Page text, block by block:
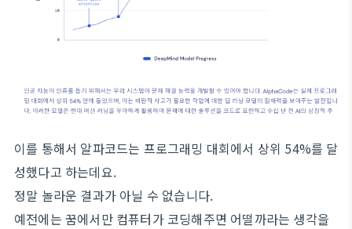
이를 통해서 알파코드는 프로그래밍 대회에서 상위 54%를 달
성했다고 하는데요.
정말 놀라운 결과가 아닐 수 없습니다.
예전에는 꿈에서만 컴퓨터가 코딩해주면 어떨까라는 생각을